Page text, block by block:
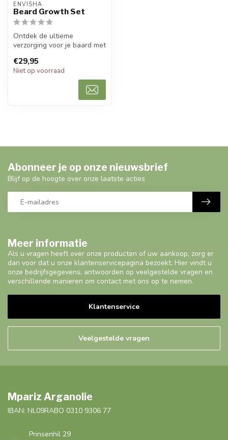
ENVISHA
Beard Growth Set
Ontdek de ultieme
verzorging voor je baard met
complet...
€29,95
Niet op voorraad
Meer informatie
Als u vragen heeft over onze producten of uw aankoop, zorg er
dan voor dat u onze klantenservicepagina bezoekt. Hier vindt u
onze bedrijfsgegevens, antwoorden op veelgestelde vragen en
verschillende manieren om contact met ons op te nemen.
Klantenservice
Veelgestelde vragen
Abonneer je op onze nieuwsbrief
Blijf op de hoogte over onze laatste acties
Mpariz Arganolie
IBAN: NL09RABO 0310 9306 77
Prinsenhil 29